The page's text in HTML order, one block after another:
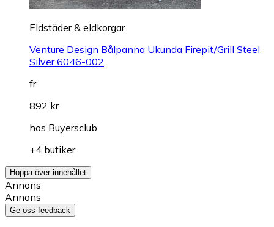
Eldstäder & eldkorgar
Venture Design Bålpanna Ukunda Firepit/Grill Steel
Silver 6046-002
fr.
892 kr
hos Buyersclub
+4 butiker
Hoppa över innehållet
Annons
Annons
Ge oss feedback